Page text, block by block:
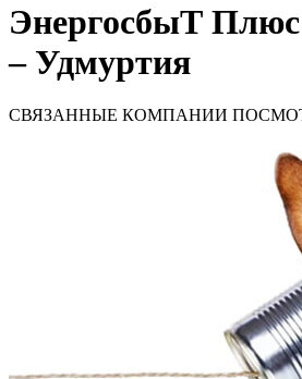
ЭнергосбыТ Плюс
– Удмуртия
СВЯЗАННЫЕ КОМПАНИИ